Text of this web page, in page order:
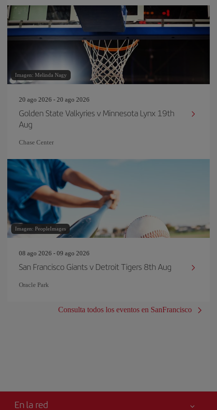
Imagen: Melinda Nagy
20 ago 2026 - 20 ago 2026
Golden State Valkyries v Minnesota Lynx 19th
Aug
Chase Center
Imagen: PeopleImages
08 ago 2026 - 09 ago 2026
San Francisco Giants v Detroit Tigers 8th Aug
Oracle Park
Consulta todos los eventos en SanFrancisco
En la red